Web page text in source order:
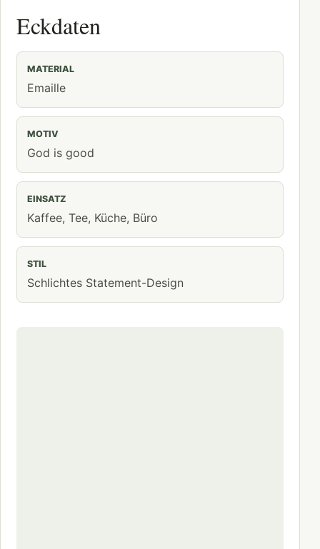
Eckdaten
MATERIAL
Emaille
MOTIV
God is good
EINSATZ
Kaffee, Tee, Küche, Büro
STIL
Schlichtes Statement-Design